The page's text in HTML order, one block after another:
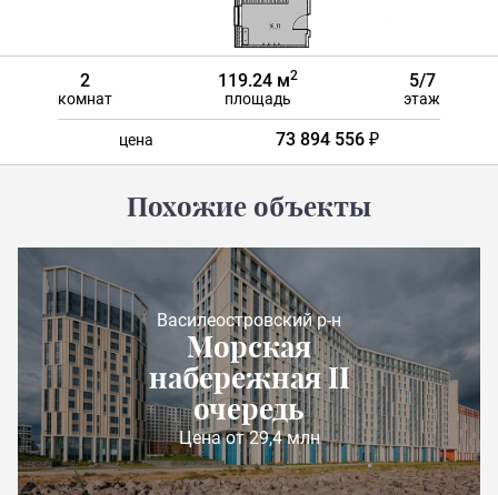
2
комнат
119.24 м2
площадь
5/7
этаж
цена 73 894 556 ₽
Похожие объекты
Василеостровский р-н
Морская
набережная II
очередь
Цена от 29,4 млн